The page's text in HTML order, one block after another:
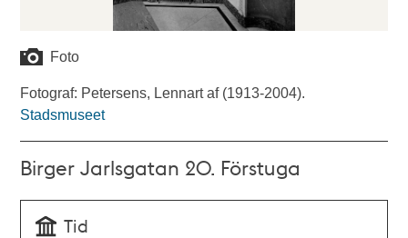
Foto
Fotograf: Petersens, Lennart af (1913-2004).
Stadsmuseet
Birger Jarlsgatan 20. Förstuga
Tid